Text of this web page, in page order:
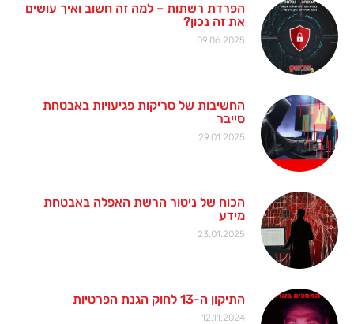
הפרדת רשתות – למה זה חשוב ואיך עושים
את זה נכון?
09.06.2025
החשיבות של סריקות פגיעויות באבטחת
סייבר
29.01.2025
הכוח של ניטור הרשת האפלה באבטחת
מידע
23.01.2025
התיקון ה-13 לחוק הגנת הפרטיות
12.11.2024